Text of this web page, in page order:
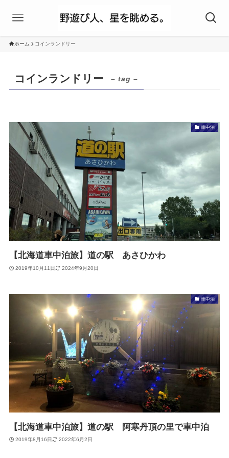
ホーム コインランドリー
コインランドリー – tag –
車中泊
【北海道車中泊旅】道の駅 あさひかわ
2019年10月11日 2024年9月20日
車中泊
【北海道車中泊旅】道の駅 阿寒丹頂の里で車中泊
2019年8月16日 2022年6月2日